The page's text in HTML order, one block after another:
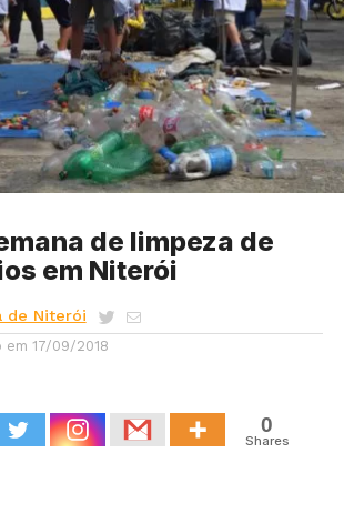
de limpeza de
em Niterói
de Niterói
em 17/09/2018
0
Shares